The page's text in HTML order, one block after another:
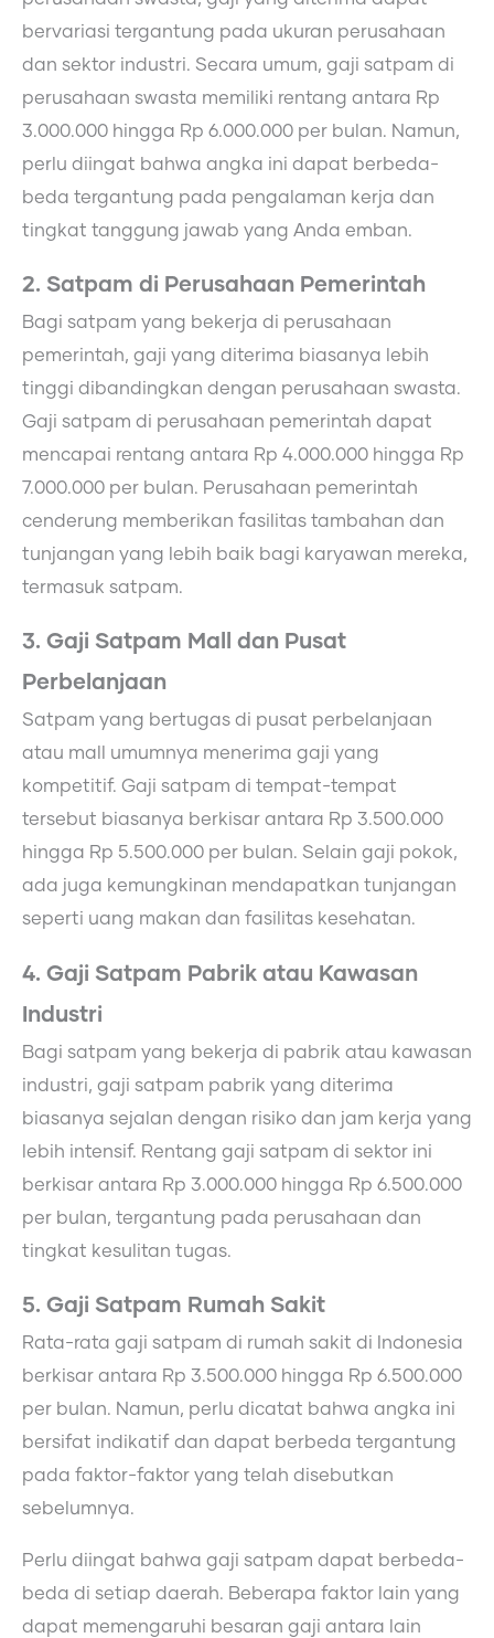
bervariasi tergantung pada ukuran perusahaan
dan sektor industri. Secara umum, gaji satpam di
perusahaan swasta memiliki rentang antara Rp
3.000.000 hingga Rp 6.000.000 per bulan. Namun,
perlu diingat bahwa angka ini dapat berbeda-
beda tergantung pada pengalaman kerja dan
tingkat tanggung jawab yang Anda emban.
2. Satpam di Perusahaan Pemerintah
Bagi satpam yang bekerja di perusahaan
pemerintah, gaji yang diterima biasanya lebih
tinggi dibandingkan dengan perusahaan swasta.
Gaji satpam di perusahaan pemerintah dapat
mencapai rentang antara Rp 4.000.000 hingga Rp
7.000.000 per bulan. Perusahaan pemerintah
cenderung memberikan fasilitas tambahan dan
tunjangan yang lebih baik bagi karyawan mereka,
termasuk satpam.
3. Gaji Satpam Mall dan Pusat
Perbelanjaan
Satpam yang bertugas di pusat perbelanjaan
atau mall umumnya menerima gaji yang
kompetitif. Gaji satpam di tempat-tempat
tersebut biasanya berkisar antara Rp 3.500.000
hingga Rp 5.500.000 per bulan. Selain gaji pokok,
ada juga kemungkinan mendapatkan tunjangan
seperti uang makan dan fasilitas kesehatan.
4. Gaji Satpam Pabrik atau Kawasan
Industri
Bagi satpam yang bekerja di pabrik atau kawasan
industri, gaji satpam pabrik yang diterima
biasanya sejalan dengan risiko dan jam kerja yang
lebih intensif. Rentang gaji satpam di sektor ini
berkisar antara Rp 3.000.000 hingga Rp 6.500.000
per bulan, tergantung pada perusahaan dan
tingkat kesulitan tugas.
5. Gaji Satpam Rumah Sakit
Rata-rata gaji satpam di rumah sakit di Indonesia
berkisar antara Rp 3.500.000 hingga Rp 6.500.000
per bulan. Namun, perlu dicatat bahwa angka ini
bersifat indikatif dan dapat berbeda tergantung
pada faktor-faktor yang telah disebutkan
sebelumnya.
Perlu diingat bahwa gaji satpam dapat berbeda-
beda di setiap daerah. Beberapa faktor lain yang
dapat memengaruhi besaran gaji antara lain